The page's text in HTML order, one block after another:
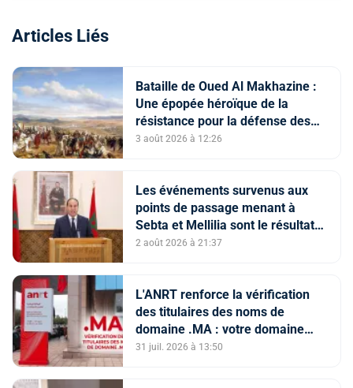
Articles Liés
Bataille de Oued Al Makhazine :
Une épopée héroïque de la
résistance pour la défense des
constantes nationales
3 août 2026 à 12:26
Les événements survenus aux
points de passage menant à
Sebta et Mellilia sont le résultat
de facteurs intriqués, dont
numérique et la diffusion
d'informations trompeuses
(Porte-parole du ministère de
l'Intérieur)
2 août 2026 à 21:37
L'ANRT renforce la vérification
des titulaires des noms de
domaine .MA : votre domaine
est-il en ServerHold ?
31 juil. 2026 à 13:50